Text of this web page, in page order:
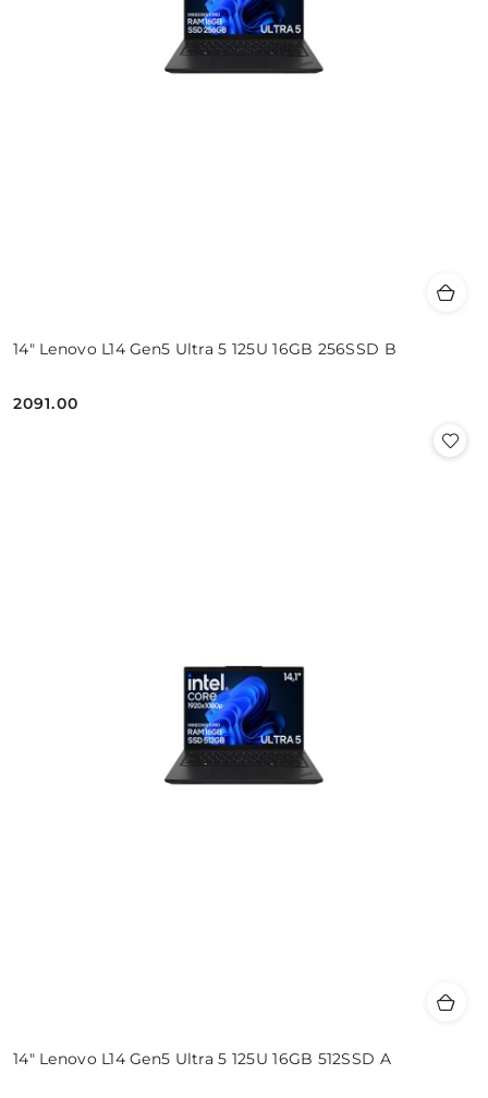
14" Lenovo L14 Gen5 Ultra 5 125U 16GB 256SSD B
Cena:
2091.00
14" Lenovo L14 Gen5 Ultra 5 125U 16GB 512SSD A